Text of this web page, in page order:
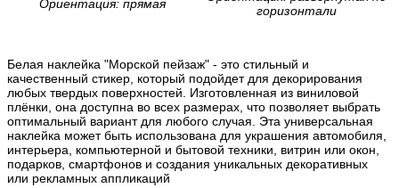
Ориентация: прямая
горизонтали
Белая наклейка "Морской пейзаж" - это стильный и
качественный стикер, который подойдет для декорирования
любых твердых поверхностей. Изготовленная из виниловой
плёнки, она доступна во всех размерах, что позволяет выбрать
оптимальный вариант для любого случая. Эта универсальная
наклейка может быть использована для украшения автомобиля,
интерьера, компьютерной и бытовой техники, витрин или окон,
подарков, смартфонов и создания уникальных декоративных
или рекламных аппликаций